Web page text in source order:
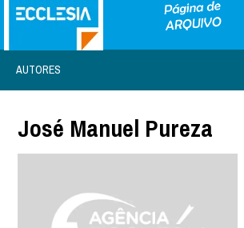
AUTORES
José Manuel Pureza